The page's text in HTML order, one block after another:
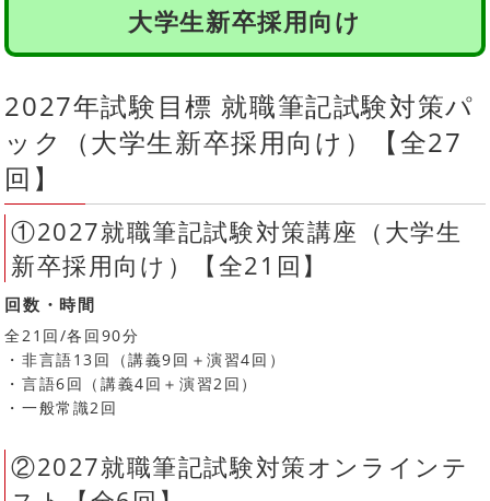
大学生新卒採用向け
2027年試験目標 就職筆記試験対策パ
ック（大学生新卒採用向け）【全27
回】
①2027就職筆記試験対策講座（大学生
新卒採用向け）【全21回】
回数・時間
全21回/各回90分
・非言語13回（講義9回＋演習4回）
・言語6回（講義4回＋演習2回）
・一般常識2回
②2027就職筆記試験対策オンラインテ